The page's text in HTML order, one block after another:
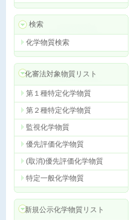
検索
化学物質検索
化審法対象物質リスト
第１種特定化学物質
第２種特定化学物質
監視化学物質
優先評価化学物質
(取消)優先評価化学物質
特定一般化学物質
新規公示化学物質リスト